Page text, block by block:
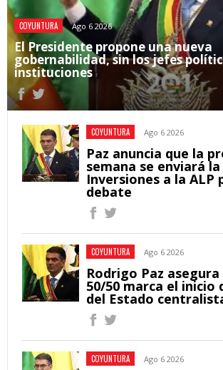
COYUNTURA Ago 6 2026
El Presidente propone una nueva
gobernabilidad, sin los jefes
instituciones
COYUNTURA Ago 6 2026
Paz anuncia que la
semana se enviará
Inversiones a la ALP
debate
COYUNTURA Ago 6 2026
Rodrigo Paz asegura
50/50 marca el inicio
del Estado
COYUNTURA Ago 6 2026